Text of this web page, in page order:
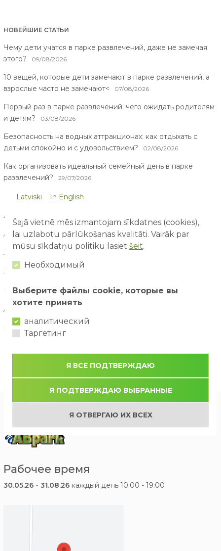
НОВЕЙШИЕ СТАТЬИ
Чему дети учатся в парке развлечений, даже не замечая
этого?
09/08/2026
10 вещей, которые дети замечают в парке развлечений, а
взрослые часто не замечают<
07/08/2026
Первый раз в парке развлечений: чего ожидать родителям
и детям?
03/08/2026
Безопасность на водных аттракционах: как отдыхать с
детьми спокойно и с удовольствием?
02/08/2026
Как организовать идеальный семейный день в парке
развлечений?
29/07/2026
АРХИВ СТАТЕЙ
August / 2026
July / 2026
June / 2026
May / 2026
April / 2026
March / 2026
Рабочее время
30.05.26 - 31.08.26 каждый день 10:00 - 19:00
Latviski In English
Šajā vietnē mēs izmantojam sīkdatnes (cookies),
lai uzlabotu pārlūkošanas kvalitāti. Vairāk par
mūsu sīkdatņu politiku lasiet šeit.
Необходимый
Выберите файлы cookie, которые вы
хотите принять
аналитический
Таргетинг
Я ВСЕ ПОДТВЕРЖДАЮ
Я ПОДТВЕРЖДАЮ ВЫБРАННЫЕ
Я ОТВЕРГАЮ ИХ ВСЕХ